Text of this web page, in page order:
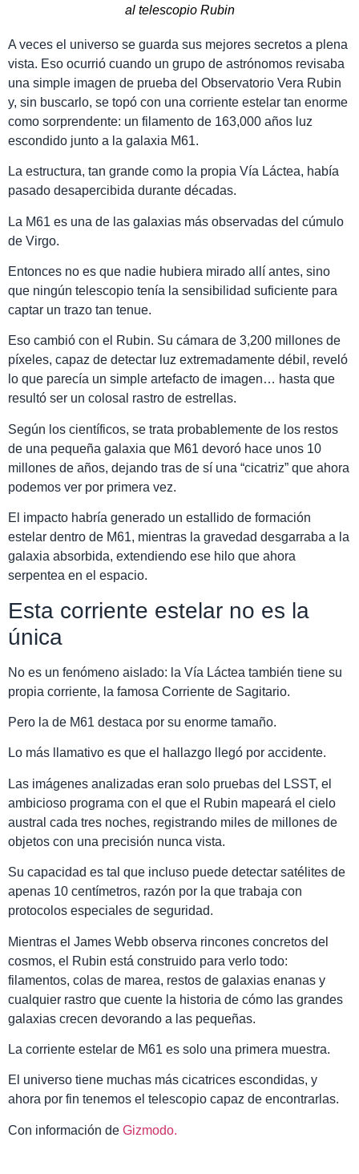
al telescopio Rubin
A veces el universo se guarda sus mejores secretos a plena
vista. Eso ocurrió cuando un grupo de astrónomos revisaba
una simple imagen de prueba del Observatorio Vera Rubin
y, sin buscarlo, se topó con una corriente estelar tan enorme
como sorprendente: un filamento de 163,000 años luz
escondido junto a la galaxia M61.
La estructura, tan grande como la propia Vía Láctea, había
pasado desapercibida durante décadas.
La M61 es una de las galaxias más observadas del cúmulo
de Virgo.
Entonces no es que nadie hubiera mirado allí antes, sino
que ningún telescopio tenía la sensibilidad suficiente para
captar un trazo tan tenue.
Eso cambió con el Rubin. Su cámara de 3,200 millones de
píxeles, capaz de detectar luz extremadamente débil, reveló
lo que parecía un simple artefacto de imagen… hasta que
resultó ser un colosal rastro de estrellas.
Según los científicos, se trata probablemente de los restos
de una pequeña galaxia que M61 devoró hace unos 10
millones de años, dejando tras de sí una “cicatriz” que ahora
podemos ver por primera vez.
El impacto habría generado un estallido de formación
estelar dentro de M61, mientras la gravedad desgarraba a la
galaxia absorbida, extendiendo ese hilo que ahora
serpentea en el espacio.
Esta corriente estelar no es la
única
No es un fenómeno aislado: la Vía Láctea también tiene su
propia corriente, la famosa Corriente de Sagitario.
Pero la de M61 destaca por su enorme tamaño.
Lo más llamativo es que el hallazgo llegó por accidente.
Las imágenes analizadas eran solo pruebas del LSST, el
ambicioso programa con el que el Rubin mapeará el cielo
austral cada tres noches, registrando miles de millones de
objetos con una precisión nunca vista.
Su capacidad es tal que incluso puede detectar satélites de
apenas 10 centímetros, razón por la que trabaja con
protocolos especiales de seguridad.
Mientras el James Webb observa rincones concretos del
cosmos, el Rubin está construido para verlo todo:
filamentos, colas de marea, restos de galaxias enanas y
cualquier rastro que cuente la historia de cómo las grandes
galaxias crecen devorando a las pequeñas.
La corriente estelar de M61 es solo una primera muestra.
El universo tiene muchas más cicatrices escondidas, y
ahora por fin tenemos el telescopio capaz de encontrarlas.
Con información de Gizmodo.